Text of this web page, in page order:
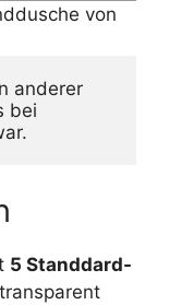
von
anderer
bei
5 Standdard-